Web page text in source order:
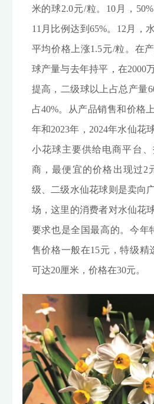
米的球2.0元/粒。10月，
11月比例达到65%。12月，
平均价格上涨1.5元/粒。在
球产量与去年持平，在2000
提高，二级球以上占总产量
占40%。从产品销售和价格
年和2023年，2024年水仙花
小花球主要供给电商平台
商，最便宜的价格出现过2
级、二级水仙花球则是卖向
场，这里的消费者对水仙花
要求也是全国最高的。今年
售价格一般在15元，特级精
可达20厘米，价格在30元。